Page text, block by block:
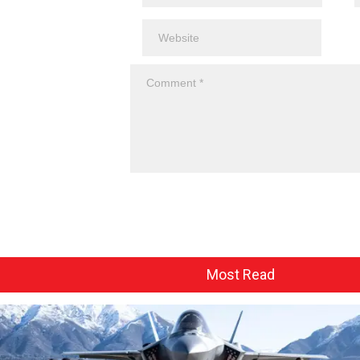
Most Read